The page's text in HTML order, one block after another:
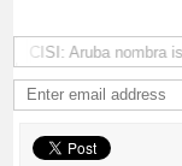
CISI: Aruba nombra